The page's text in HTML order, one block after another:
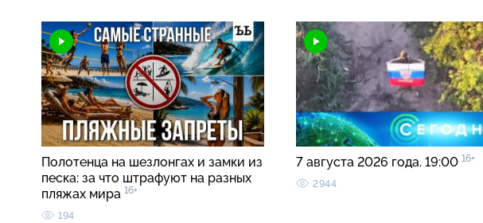
Полотенца на шезлонгах и замки из
песка: за что штрафуют на разных
пляжах мира 16+
194
7 августа 2026 года. 19:00 16+
2944